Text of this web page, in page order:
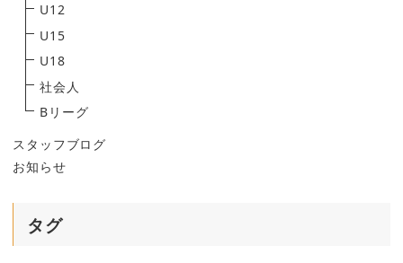
U12
U15
U18
社会人
Bリーグ
スタッフブログ
お知らせ
タグ